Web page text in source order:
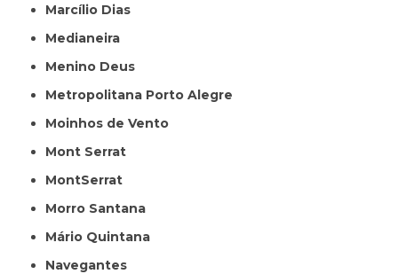
Marcílio Dias
Medianeira
Menino Deus
Metropolitana Porto Alegre
Moinhos de Vento
Mont Serrat
MontSerrat
Morro Santana
Mário Quintana
Navegantes